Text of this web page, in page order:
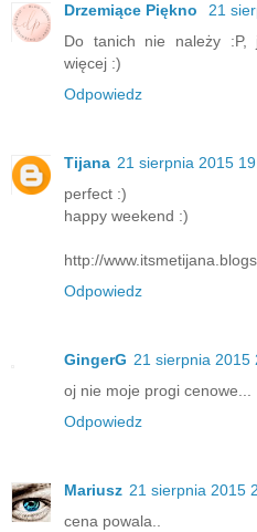
Drzemiące Piękno
21
Do tanich nie należy :P,
więcej :)
Odpowiedz
Tijana 21 sierpnia 2015
perfect :)
happy weekend :)
http://
Odpowiedz
GingerG 21 sierpnia 2015
oj nie moje progi cenowe...
Odpowiedz
Mariusz 21 sierpnia 2015
cena powala..